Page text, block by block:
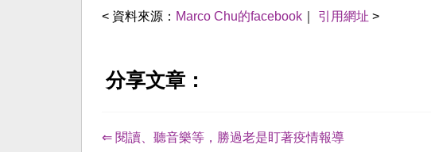
< 資料來源： Marco Chu的facebook 引用網址 >
分享文章：
⇐ 閱讀、聽音樂等，勝過老是盯著疫情報導